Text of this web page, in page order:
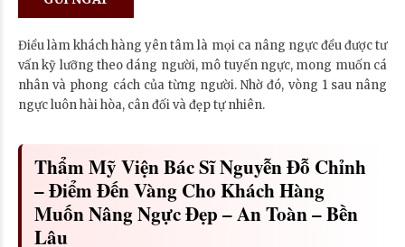
Điều làm khách hàng yên tâm là mọi ca nâng ngực đều được tư
vấn kỹ lưỡng theo dáng người, mô tuyến ngực, mong muốn cá
nhân và phong cách của từng người. Nhờ đó, vòng 1 sau nâng
ngực luôn hài hòa, cân đối và đẹp tự nhiên.
Thẩm Mỹ Viện Bác Sĩ Nguyễn Đỗ Chỉnh
– Điểm Đến Vàng Cho Khách Hàng
Muốn Nâng Ngực Đẹp – An Toàn – Bền
Lâu